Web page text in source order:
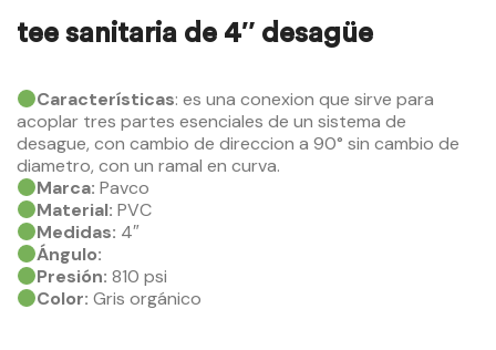
tee sanitaria de 4″ desagüe
Características: es una conexion que sirve para
acoplar tres partes esenciales de un sistema de
desague, con cambio de direccion a 90° sin cambio de
diametro, con un ramal en curva.
Marca:Pavco
Material:PVC
Medidas: 4″
Ángulo:
Presión:810 psi
Color:Gris orgánico